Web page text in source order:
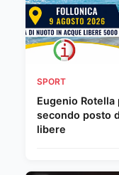
SPORT
Eugenio
secondo posto
libere